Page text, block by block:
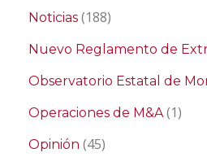
Noticias (188)
Nuevo Reglamento de
Observatorio Estatal de
Operaciones de M&A(1)
Opinión (45)